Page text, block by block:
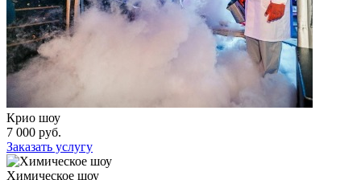
Крио шоу
7 000 руб.
Заказать услугу
Химическое шоу